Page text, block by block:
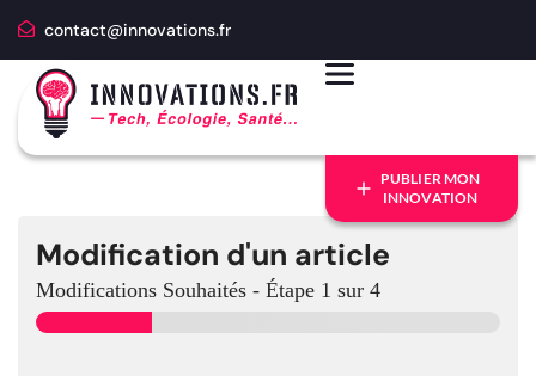
contact@innovations.fr
PUBLIER MON
INNOVATION
Modification d'un article
Modifications Souhaités - Étape 1 sur 4